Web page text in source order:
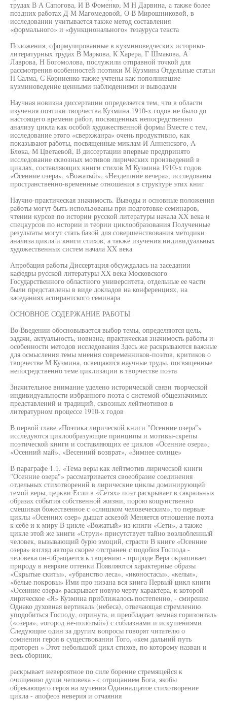
трудах В А Сапогова, И В Фоменко, М Н Дарвина, а также более
поздних работах Д М Магомедовой, О В Мирошниковой, в
исследовании учитывается также метод составления
«формального» и «функционального» тезауруса текста
Положения, сформулированные в кузминоведческих историко-
литературных трудах В Маркова, К Харера, Г Шмакова, А
Лаврова, Н Богомолова, послужили отправной точкой для
рассмотрения особенностей поэтики М Кузмина Отдельные статьи
Н Салма, С Корниенко также учтены как пополнившие
кузминоведение ценными наблюдениями и выводами
Научная новизна диссертации определяется тем, что в области
изучения поэтики творчества Кузмина 1910-х годов не было до
настоящего времени работ, посвященных непосредственно
анализу цикла как особой художественной формы Вместе с тем,
исследование этого «сверхжанра» очень продуктивно, как
показывают работы, посвященные миклам И Анненского, А
Блока, М Цветаевой, В диссертации впервые предпринято
исследование сквозных мотивов лирических произведений в
циклах, составляющих книги стихов М Кузмина 1910-х годов
«Осенние озера», «Вожатый», «Нездешние вечера», исследованы
пространственно-временные отношения в структуре этих книг
Научно-практическая значимость. Выводы и основные положения
работы могут быть использованы при подготовке семинаров,
чтении курсов по истории русской литературы начала XX века и
спецкурсов по истории и теории циклообразования Полученные
результаты могут стать базой для совершенствования методики
анализа цикла и книги стихов, а также изучения индивидуальных
художественных систем начала XX века
Апробация работы Диссертация обсуждалась на заседании
кафедры русской литературы XX века Московского
Государственного областного университета, отдельные ее части
были представлены в виде докладов на конференциях, на
заседаниях аспирантского семинара
ОСНОВНОЕ СОДЕРЖАНИЕ РАБОТЫ
Во Введении обосновывается выбор темы, определяются цель,
задачи, актуальность, новизна, практическая значимость работы и
особенности методов исследования Здесь же раскрываются важные
для осмысления темы мнения современников-поэтов, критиков о
творчестве М Кузмина, освещаются научные труды, посвященные
непосредственно теме циклизации в творчестве поэта
Значительное внимание уделено исторической связи творческой
индивидуальности избранного поэта с системой общезначимых
представлений и традиций, сквозных лейтмотивов в
литературном процессе 1910-х годов
В первой главе «Поэтика лирической книги "Осенние озера"»
исследуются циклообразующие принципы и мотивы-скрепы
поэтической книги и составляющих ее циклов «Осенние озера»,
«Осенний май», «Весенний возврат», «Зимнее солнце»
В параграфе 1.1. «Тема веры как лейтмотив лирической книги
"Осенние озера"» рассматривается своеобразие соединения
отдельных стихотворений в лирические циклы доминирующей
темой веры, церкви Если в «Сетях» поэт раскрывает в сакральных
образах события собственной жизни, порою кощунственно
смешивая божественное с «слишком человеческим», то первые
циклы «Осенних озер» дышат аскезой Меняется отношение поэта
к себе и к миру В цикле «Вожатый» из книги «Сети», а также
цикле этой же книги «Струи» присутствует тайно возлюбленный
человек, вызывающий бурю эмоций, страсти В книге «Осенние
озера» взгляд автора скорее отстранен с подобия Господа -
человека он-обращается к творению - природе Вера окрашивает
природу в неяркие оттенки Появляются характерные образы
«Скрытые скиты», «убранство леса», «иконостасы», «кельи»,
«белые покровы» Ими про низана вся книга Первый цикл книги
«Осенние озера» раскрывает новую черту характера, к которой
лирическое «Я» Кузмина приближалось постепенно, - смирение
Однако духовная вертикаль (небеса), отвечающая стремлению
уподобиться Господу, отринута, и преобладает земная горизонталь
(«озера», «огород не-полотый») с соблазнами и искушениями
Следующие один за другим вопросы говорят читателю о
сомнении героя в существовании Того, «кем дальний путь
проторен » Этот небольшой цикл стихов, по которому назван и
весь сборник,
раскрывает невероятное по силе борение стремящейся к
очищению души человека - с отрицанием Бога, якобы
обрекающего героя на мучения Одиннадцатое стихотворение
цикла - апофеоз неверия и отчаяния